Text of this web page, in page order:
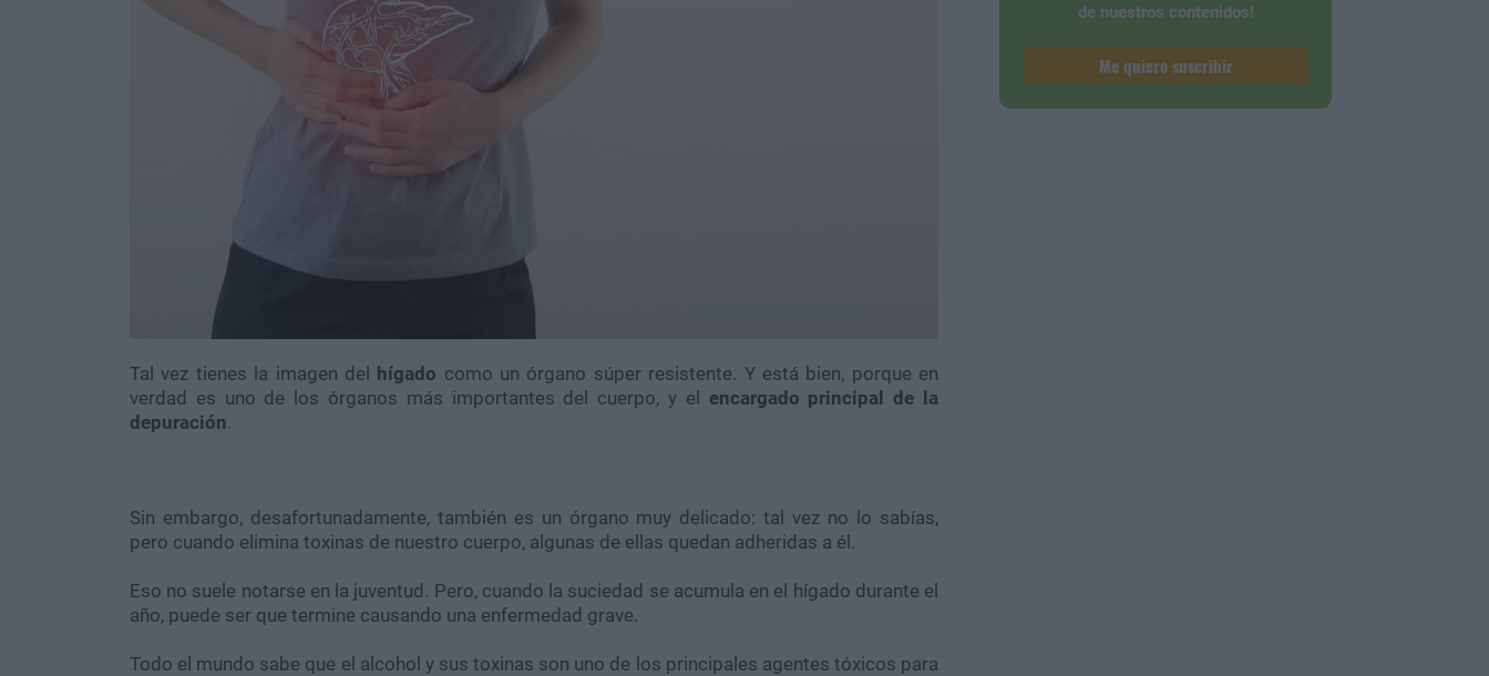
Tal vez tienes la imagen del hígado como un órgano súper resistente. Y está bien, porque en
verdad es uno de los órganos más importantes del cuerpo, y el encargado principal de la
depuración.
Sin embargo, desafortunadamente, también es un órgano muy delicado: tal vez no lo sabías,
pero cuando elimina toxinas de nuestro cuerpo, algunas de ellas quedan adheridas a él.
Eso no suele notarse en la juventud. Pero, cuando la suciedad se acumula en el hígado durante el
año, puede ser que termine causando una enfermedad grave.
Todo el mundo sabe que el alcohol y sus toxinas son uno de los principales agentes tóxicos para
de nuestros contenidos!
Me quiero suscribir